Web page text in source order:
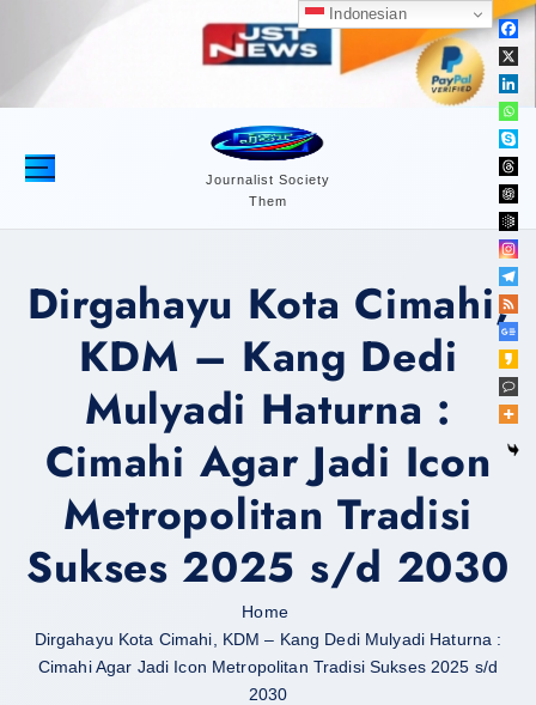
n
Journalist Society
Them
Dirgahayu Kota Cimahi,
KDM – Kang Dedi
Mulyadi Haturna :
Cimahi Agar Jadi Icon
Metropolitan Tradisi
Sukses 2025 s/d 2030
Home
Dirgahayu Kota Cimahi, KDM – Kang Dedi Mulyadi Haturna :
Cimahi Agar Jadi Icon Metropolitan Tradisi Sukses 2025 s/d
2030
Indonesian